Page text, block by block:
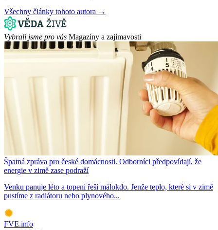
Všechny články tohoto autora →
Vybrali jsme pro vás Magazíny a zajímavosti
Špatná zpráva pro české domácnosti. Odborníci předpovídají, že
energie v zimě zase podraží
Venku panuje léto a topení řeší málokdo. Jenže teplo, které si v zimě
pustíme z radiátoru nebo plynového...
FVE.info